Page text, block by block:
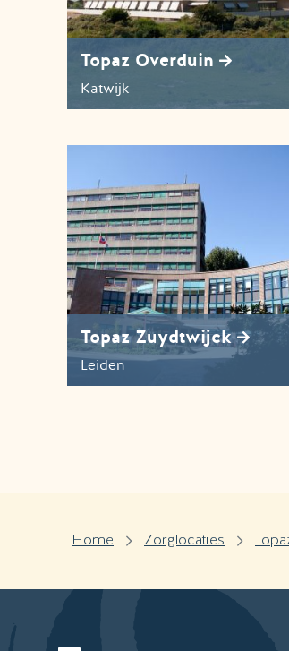
Topaz Overduin
Katwijk
Topaz Zuydtwijck
Leiden
Home Zorglocaties